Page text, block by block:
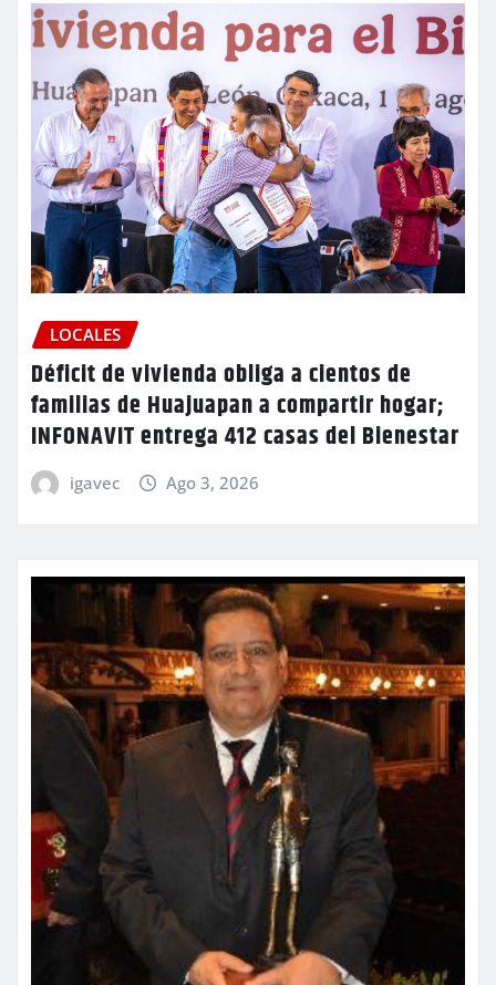
LOCALES
Déficit de vivienda obliga a cientos de
familias de Huajuapan a compartir hogar;
INFONAVIT entrega 412 casas del Bienestar
igavec Ago 3, 2026